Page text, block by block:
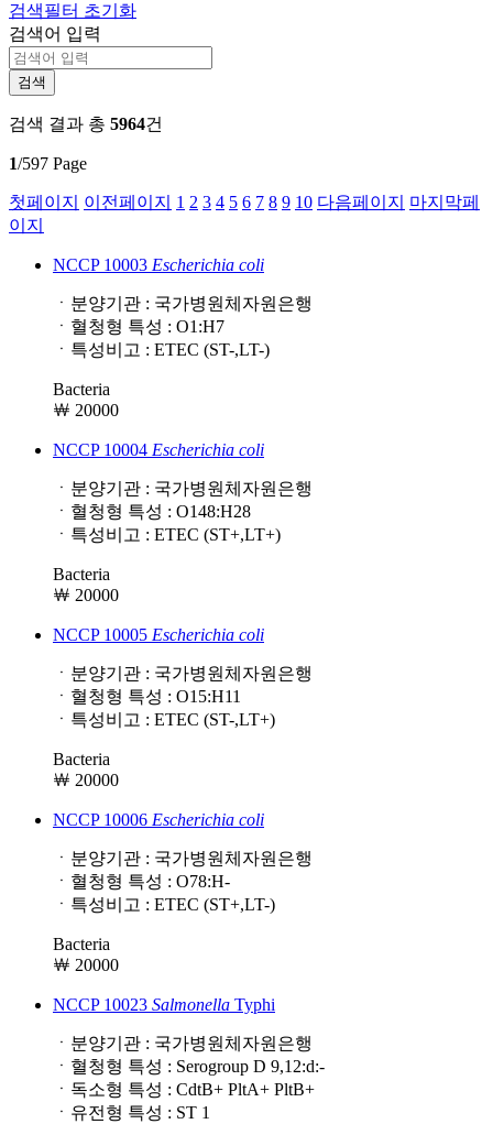
검색필터 초기화
검색어 입력
검색 결과 총 5964건
1/597 Page
첫페이지 이전페이지 1 2 3 4 5 6 7 8 9 10 다음페이지
마지막페
이지
NCCP 10003 Escherichia coli
ㆍ분양기관 : 국가병원체자원은행
ㆍ혈청형 특성 : O1:H7
ㆍ특성비고 : ETEC (ST-,LT-)
Bacteria
￦ 20000
NCCP 10004 Escherichia coli
ㆍ분양기관 : 국가병원체자원은행
ㆍ혈청형 특성 : O148:H28
ㆍ특성비고 : ETEC (ST+,LT+)
Bacteria
￦ 20000
NCCP 10005 Escherichia coli
ㆍ분양기관 : 국가병원체자원은행
ㆍ혈청형 특성 : O15:H11
ㆍ특성비고 : ETEC (ST-,LT+)
Bacteria
￦ 20000
NCCP 10006 Escherichia coli
ㆍ분양기관 : 국가병원체자원은행
ㆍ혈청형 특성 : O78:H-
ㆍ특성비고 : ETEC (ST+,LT-)
Bacteria
￦ 20000
NCCP 10023 Salmonella Typhi
ㆍ분양기관 : 국가병원체자원은행
ㆍ혈청형 특성 : Serogroup D 9,12:d:-
ㆍ독소형 특성 : CdtB+ PltA+ PltB+
ㆍ유전형 특성 : ST 1